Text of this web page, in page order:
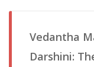
Vedantha
Darshini: